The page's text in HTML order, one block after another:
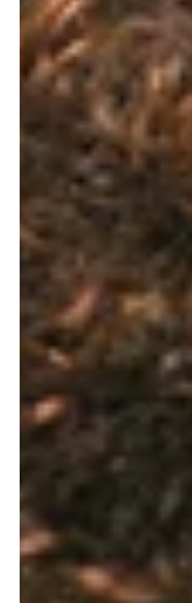
rústicos, banheiras e
de Minas.